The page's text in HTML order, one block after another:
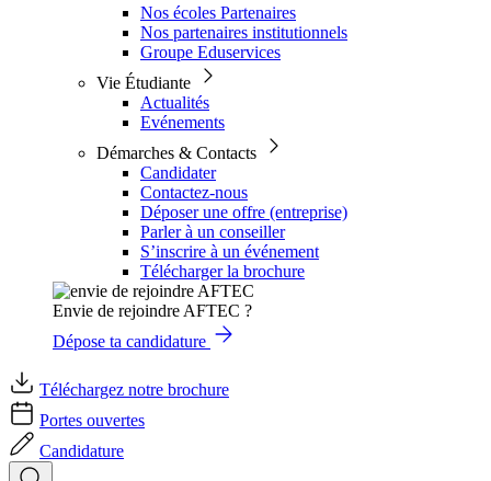
Nos écoles Partenaires
Nos partenaires institutionnels
Groupe Eduservices
Vie Étudiante
Actualités
Evénements
Démarches & Contacts
Candidater
Contactez-nous
Déposer une offre (entreprise)
Parler à un conseiller
S’inscrire à un événement
Télécharger la brochure
Envie de rejoindre AFTEC ?
Dépose ta candidature
Téléchargez notre brochure
Portes ouvertes
Candidature